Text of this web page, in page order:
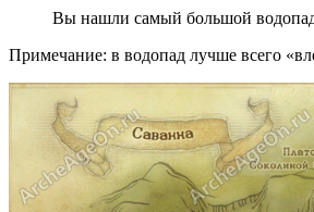
Вы нашли самый большой
Примечание: в водопад лучше всего